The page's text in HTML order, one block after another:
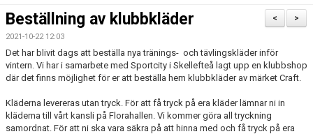
DOKUMENT
GULDLOPPET
MINIORLANDSLAGET
>
<
Beställning av klubbkläder
2021-10-22 12:03
Det har blivit dags att beställa nya tränings- och tävlingskläder inför
vintern. Vi har i samarbete med Sportcity i Skellefteå lagt upp en klubbshop
där det finns möjlighet för er att beställa hem klubbkläder av märket Craft.
Kläderna levereras utan tryck. För att få tryck på era kläder lämnar ni in
kläderna till vårt kansli på Florahallen. Vi kommer göra all tryckning
samordnat. För att ni ska vara säkra på att hinna med och få tryck på era